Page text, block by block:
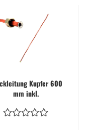
Kupfer 600
mm inkl.
Anschlussgewinde